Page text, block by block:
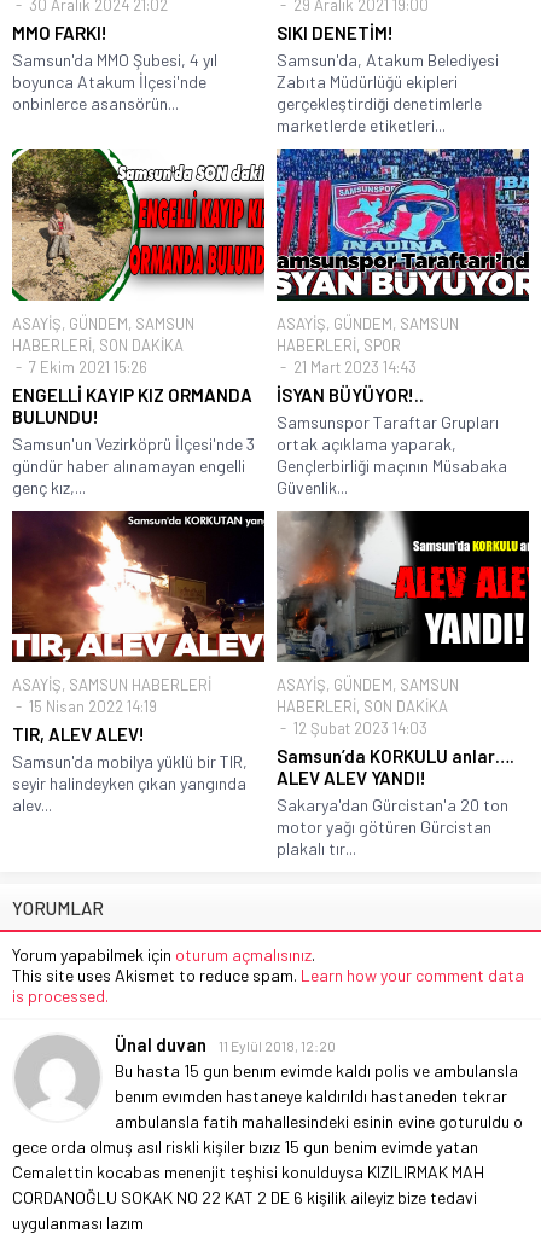
30 Aralık 2024 21:02
MMO FARKI!
Samsun'da MMO Şubesi, 4 yıl
boyunca Atakum İlçesi'nde
onbinlerce asansörün...
29 Aralık 2021 19:00
SIKI DENETİM!
Samsun'da, Atakum Belediyesi
Zabıta Müdürlüğü ekipleri
gerçekleştirdiği denetimlerle
marketlerde etiketleri...
ASAYİŞ, GÜNDEM, SAMSUN
HABERLERİ, SON DAKİKA
7 Ekim 2021 15:26
ENGELLİ KAYIP KIZ ORMANDA
BULUNDU!
Samsun'un Vezirköprü İlçesi'nde 3
gündür haber alınamayan engelli
genç kız,...
ASAYİŞ, GÜNDEM, SAMSUN
HABERLERİ, SPOR
21 Mart 2023 14:43
İSYAN BÜYÜYOR!..
Samsunspor Taraftar Grupları
ortak açıklama yaparak,
Gençlerbirliği maçının Müsabaka
Güvenlik...
ASAYİŞ, SAMSUN HABERLERİ
15 Nisan 2022 14:19
TIR, ALEV ALEV!
Samsun'da mobilya yüklü bir TIR,
seyir halindeyken çıkan yangında
alev...
ASAYİŞ, GÜNDEM, SAMSUN
HABERLERİ, SON DAKİKA
12 Şubat 2023 14:03
Samsun’da KORKULU anlar….
ALEV ALEV YANDI!
Sakarya'dan Gürcistan'a 20 ton
motor yağı götüren Gürcistan
plakalı tır...
YORUMLAR
Yorum yapabilmek için oturum açmalısınız.
This site uses Akismet to reduce spam. Learn how your comment data
is processed.
Ünal duvan 11 Eylül 2018, 12:20
Bu hasta 15 gun benım evimde kaldı polis ve ambulansla
benım evımden hastaneye kaldırıldı hastaneden tekrar
ambulansla fatih mahallesindeki esinin evine goturuldu o
gece orda olmuş asıl riskli kişiler bızız 15 gun benim evimde yatan
Cemalettin kocabas menenjit teşhisi konulduysa KIZILIRMAK MAH
CORDANOĞLU SOKAK NO 22 KAT 2 DE 6 kişilik aileyiz bize tedavi
uygulanması lazım